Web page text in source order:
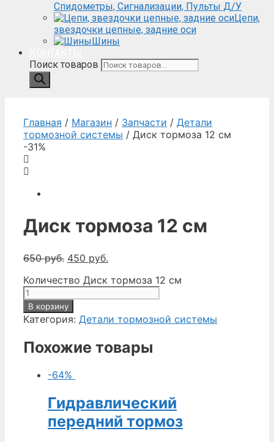
Спидометры, Сигнализации, Пульты Д/У
Цепи,
звездочки цепные, задние оси
Шины
Поиск товаров
Главная / Магазин / Запчасти / Детали
тормозной системы / Диск тормоза 12 см
-31%
Диск тормоза 12 см
650руб. 450 руб.
Количество Диск тормоза 12 см
В корзину
Категория: Детали тормозной системы
Похожие товары
-64%
Гидравлический
передний тормоз